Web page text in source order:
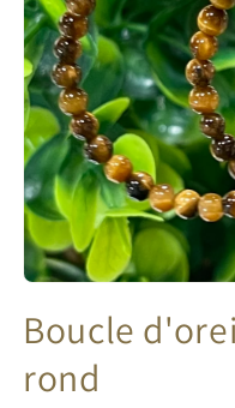
média
1
une
fenêtre
Boucle
rond